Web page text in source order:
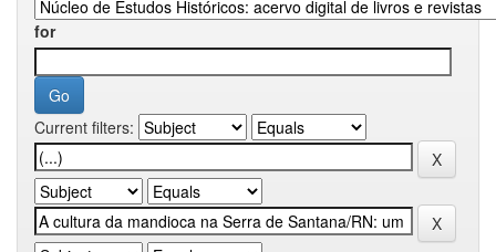
for
Current filters: